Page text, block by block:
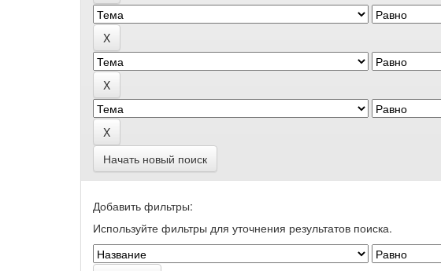
Начать новый поиск
Добавить фильтры:
Используйте фильтры для уточнения результатов поиска.